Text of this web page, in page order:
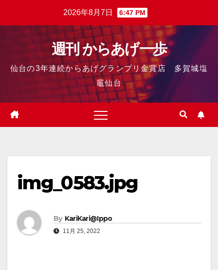
2026年8月7日 6:47 PM
週刊 からあげ一歩
仙台の3年連続からあげグランプリ金賞店 多賀城塩
竈仙台
img_0583.jpg
By KariKari@Ippo
11月 25, 2022